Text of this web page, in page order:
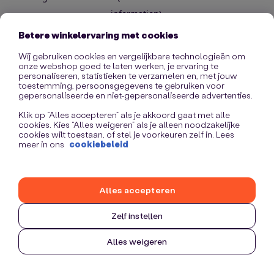
information).
Betere winkelervaring met cookies
Wij gebruiken cookies en vergelijkbare technologieën om
onze webshop goed te laten werken, je ervaring te
personaliseren, statistieken te verzamelen en, met jouw
toestemming, persoonsgegevens te gebruiken voor
gepersonaliseerde en niet-gepersonaliseerde advertenties.
Klik op “Alles accepteren” als je akkoord gaat met alle
cookies. Kies “Alles weigeren” als je alleen noodzakelijke
cookies wilt toestaan, of stel je voorkeuren zelf in. Lees
meer in ons cookiebeleid
Zelf instellen
Alles weigeren
Alles accepteren